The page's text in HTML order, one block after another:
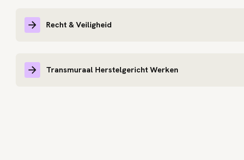
Recht & Veiligheid
Transmuraal Herstelgericht Werken